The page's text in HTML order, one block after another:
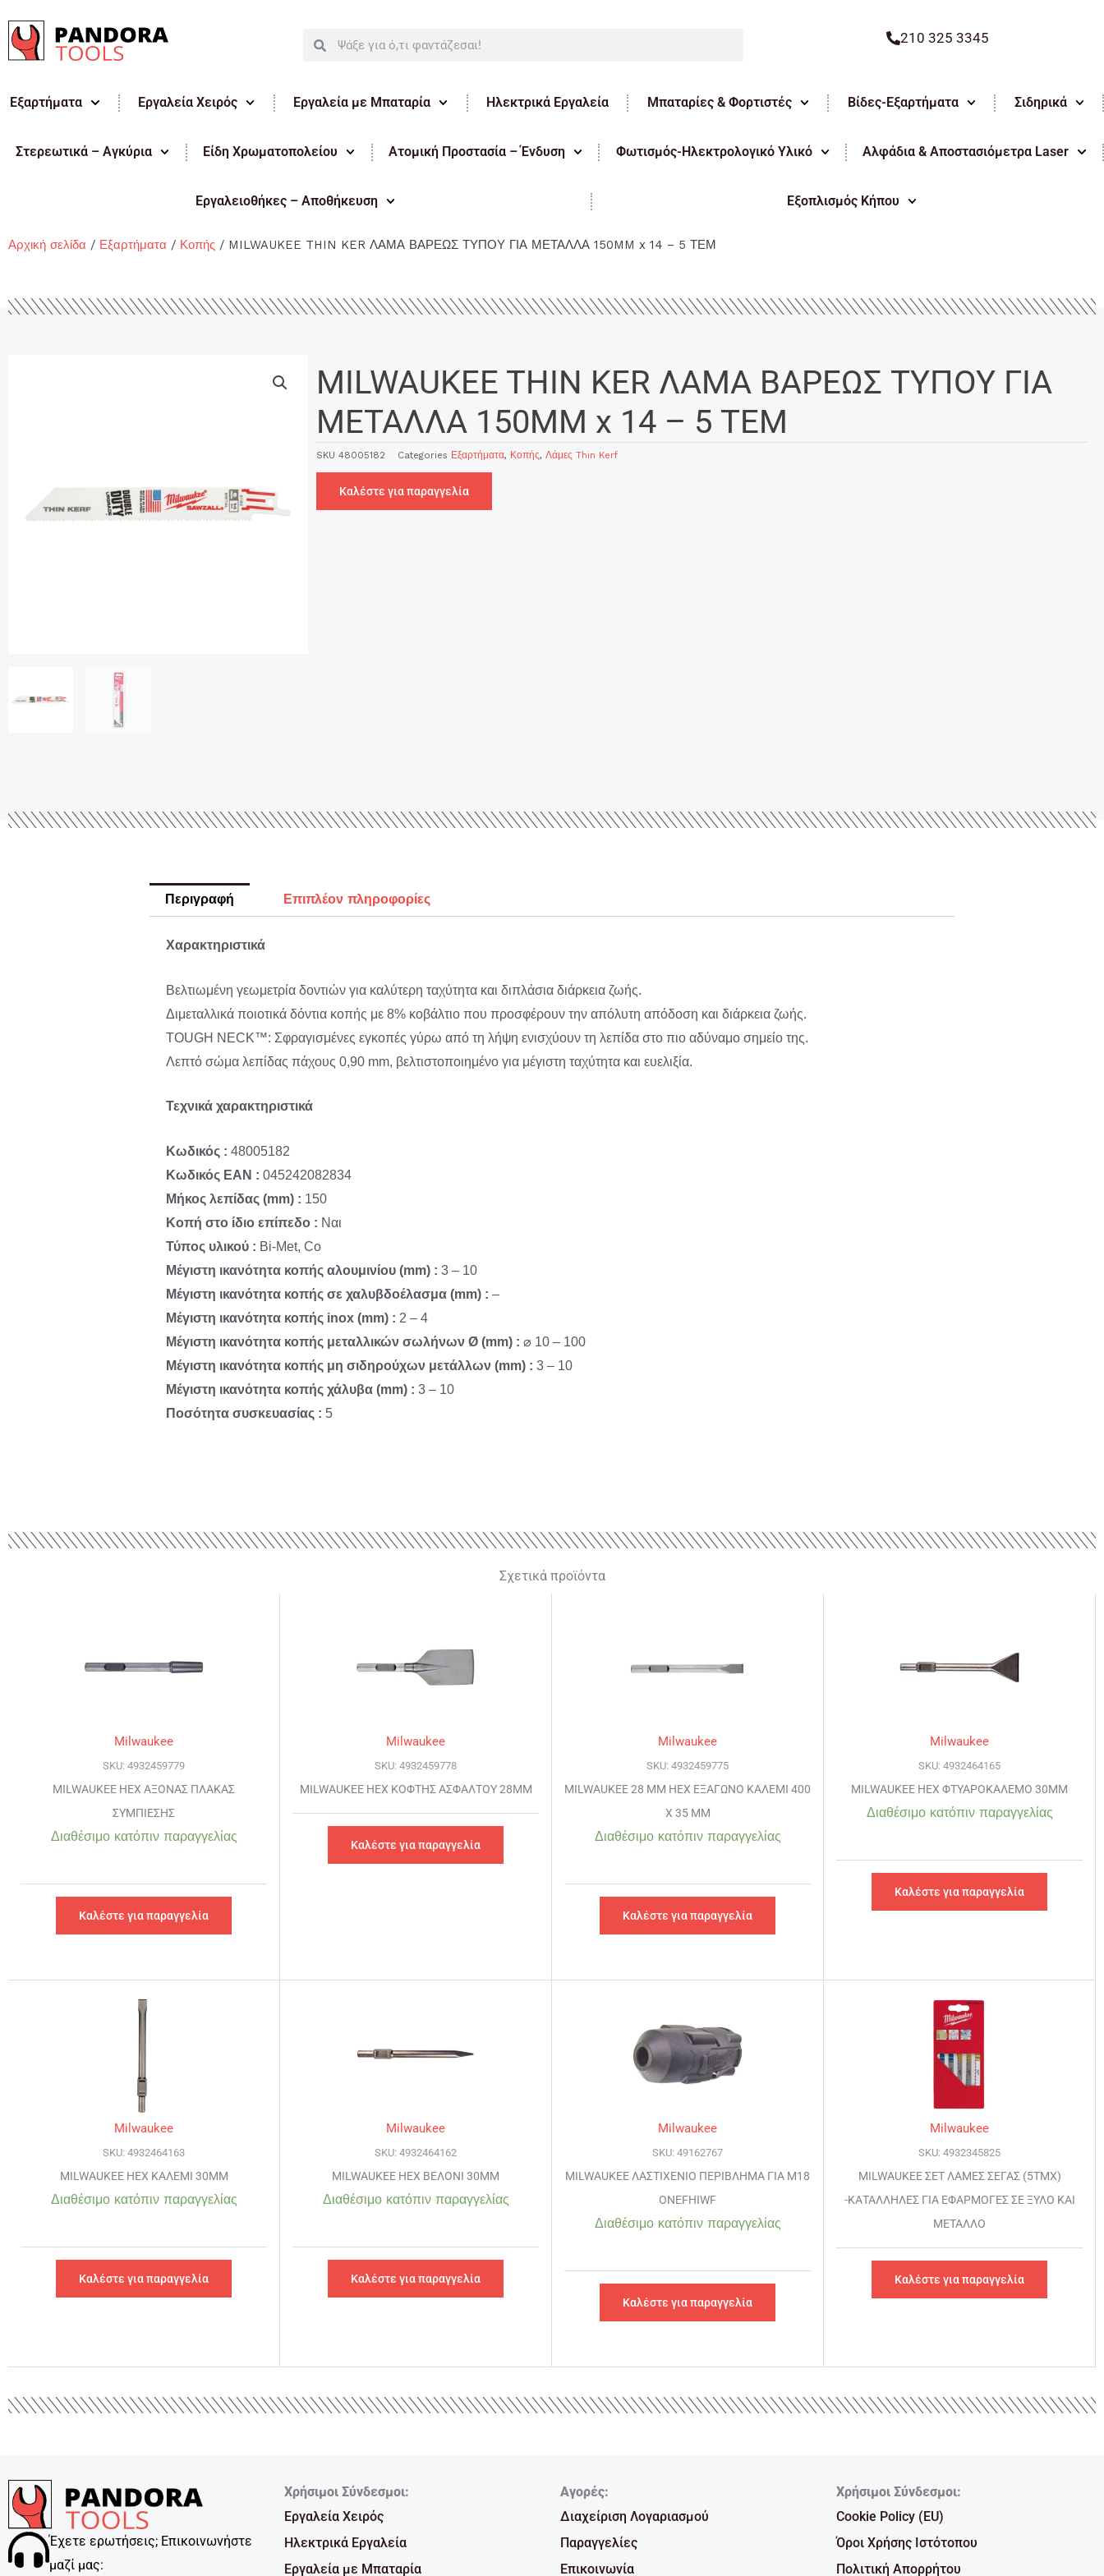
στο
περιεχόμενο
SearchSearch 210 325 3345
Εξαρτήματα Εργαλεία Χειρός Εργαλεία με Μπαταρία Ηλεκτρικά Εργαλεία Μπαταρίες & Φορτιστές Βίδες-Εξαρτήματα Σιδηρικά
Στερεωτικά – Αγκύρια Είδη Χρωματοπολείου Ατομική Προστασία – Ένδυση Φωτισμός-Ηλεκτρολογικό Υλικό Αλφάδια & Αποστασιόμετρα Laser
Εργαλειοθήκες – Αποθήκευση Εξοπλισμός Κήπου
Αρχική σελίδα / Εξαρτήματα / Κοπής / MILWAUKEE THIN KER ΛΑΜΑ ΒΑΡΕΩΣ ΤΥΠΟΥ ΓΙΑ ΜΕΤΑΛΛΑ 150MM x 14 – 5 ΤΕΜ
MILWAUKEE THIN KER ΛΑΜΑ ΒΑΡΕΩΣ ΤΥΠΟΥ ΓΙΑ
ΜΕΤΑΛΛΑ 150MM x 14 – 5 ΤΕΜ
SKU 48005182 Categories Εξαρτήματα, Κοπής, Λάμες Thin Kerf
Καλέστε για παραγγελία
Περιγραφή Επιπλέον πληροφορίες
Χαρακτηριστικά
Βελτιωμένη γεωμετρία δοντιών για καλύτερη ταχύτητα και διπλάσια διάρκεια ζωής.
Διμεταλλικά ποιοτικά δόντια κοπής με 8% κοβάλτιο που προσφέρουν την απόλυτη απόδοση και διάρκεια ζωής.
TOUGH NECK™: Σφραγισμένες εγκοπές γύρω από τη λήψη ενισχύουν τη λεπίδα στο πιο αδύναμο σημείο της.
Λεπτό σώμα λεπίδας πάχους 0,90 mm, βελτιστοποιημένο για μέγιστη ταχύτητα και ευελιξία.
Τεχνικά χαρακτηριστικά
Κωδικός : 48005182
Κωδικός EAN : 045242082834
Μήκος λεπίδας (mm) : 150
Κοπή στο ίδιο επίπεδο : Ναι
Τύπος υλικού : Bi-Met, Co
Μέγιστη ικανότητα κοπής αλουμινίου (mm) : 3 – 10
Μέγιστη ικανότητα κοπής σε χαλυβδοέλασμα (mm) : –
Μέγιστη ικανότητα κοπής inox (mm) : 2 – 4
Μέγιστη ικανότητα κοπής μεταλλικών σωλήνων Ø (mm) : ⌀ 10 – 100
Μέγιστη ικανότητα κοπής μη σιδηρούχων μετάλλων (mm) : 3 – 10
Μέγιστη ικανότητα κοπής χάλυβα (mm) : 3 – 10
Ποσότητα συσκευασίας : 5
Σχετικά προϊόντα
Milwaukee
SKU: 4932459779
MILWAUKEE HEX ΑΞΟΝΑΣ ΠΛΑΚΑΣ
ΣΥΜΠΙΕΣΗΣ
Διαθέσιμο κατόπιν παραγγελίας
Καλέστε για παραγγελία
Milwaukee
SKU: 4932459778
MILWAUKEE HEX ΚΟΦΤΗΣ ΑΣΦΑΛΤΟΥ 28MM
Καλέστε για παραγγελία
Milwaukee
SKU: 4932459775
MILWAUKEE 28 MM HEX ΕΞΑΓΩΝΟ ΚΑΛΕΜΙ 400
Χ 35 MM
Διαθέσιμο κατόπιν παραγγελίας
Καλέστε για παραγγελία
Milwaukee
SKU: 4932464165
MILWAUKEE HEX ΦΤΥΑΡΟΚΑΛΕΜΟ 30MM
Διαθέσιμο κατόπιν παραγγελίας
Καλέστε για παραγγελία
Milwaukee
SKU: 4932464163
MILWAUKEE HEX ΚΑΛΕΜΙ 30MM
Διαθέσιμο κατόπιν παραγγελίας
Καλέστε για παραγγελία
Milwaukee
SKU: 4932464162
MILWAUKEE HEX ΒΕΛΟΝΙ 30MM
Διαθέσιμο κατόπιν παραγγελίας
Καλέστε για παραγγελία
Milwaukee
SKU: 49162767
MILWAUKEE ΛΑΣΤΙΧΕΝΙΟ ΠΕΡΙΒΛΗΜΑ ΓΙΑ M18
ONEFHIWF
Διαθέσιμο κατόπιν παραγγελίας
Καλέστε για παραγγελία
Milwaukee
SKU: 4932345825
MILWAUKEE ΣΕΤ ΛΑΜΕΣ ΣΕΓΑΣ (5ΤΜΧ)
-ΚΑΤΑΛΛΗΛΕΣ ΓΙΑ ΕΦΑΡΜΟΓΕΣ ΣΕ ΞΥΛΟ ΚΑΙ
ΜΕΤΑΛΛΟ
Καλέστε για παραγγελία
Έχετε ερωτήσεις; Επικοινωνήστε
μαζί μας:
Χρήσιμοι Σύνδεσμοι:
Εργαλεία Χειρός
Ηλεκτρικά Εργαλεία
Εργαλεία με Μπαταρία
Αγορές:
Διαχείριση Λογαριασμού
Παραγγελίες
Επικοινωνία
Χρήσιμοι Σύνδεσμοι:
Cookie Policy (EU)
Όροι Χρήσης Ιστότοπου
Πολιτική Απορρήτου